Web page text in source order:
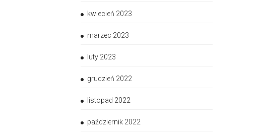
kwiecień 2023
marzec 2023
luty 2023
grudzień 2022
listopad 2022
październik 2022